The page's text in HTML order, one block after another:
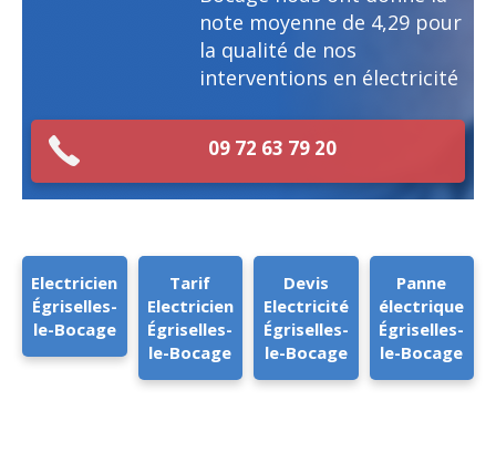
note moyenne de 4,29 pour
la qualité de nos
interventions en électricité
09 72 63 79 20
Electricien
Égriselles-
le-Bocage
Tarif
Electricien
Égriselles-
le-Bocage
Devis
Electricité
Égriselles-
le-Bocage
Panne
électrique
Égriselles-
le-Bocage